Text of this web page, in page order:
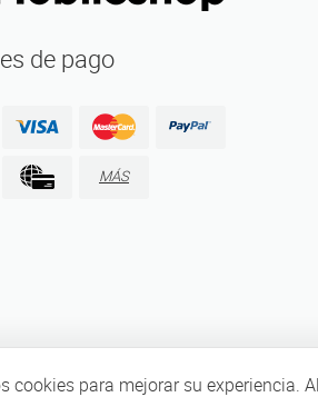
de pago
MÁS
cookies para mejorar su experiencia.